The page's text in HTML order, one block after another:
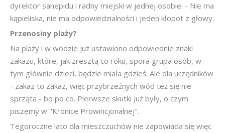
dyrektor sanepidu i radny miejski w jednej osobie. - Nie ma
kąpieliska, nie ma odpowiedzialności i jeden kłopot z głowy.
Przenosiny plaży?
Na plaży i w wodzie już ustawiono odpowiednie znaki
zakazu, które, jak zresztą co roku, spora grupa osób, w
tym głównie dzieci, będzie miała gdzieś. Ale dla urzędników
- zakaz to zakaz, więc przybrzeżnych wód też się nie
sprząta - bo po co. Pierwsze skutki już były, o czym
piszemy w "Kronice Prowincjonalnej".
Tegoroczne lato dla mieszczuchów nie zapowiada się więc